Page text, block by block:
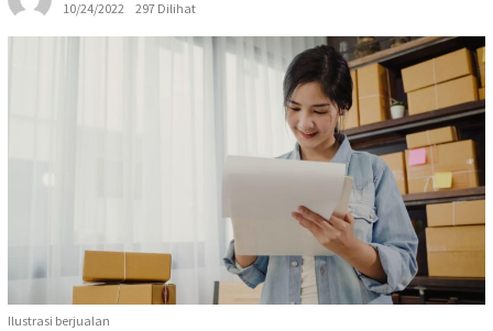
10/24/2022
297 Dilihat
Ilustrasi berjualan